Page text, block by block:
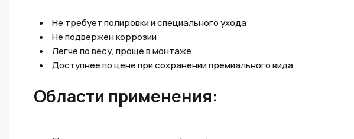
Не требует полировки и специального ухода
Не подвержен коррозии
Легче по весу, проще в монтаже
Доступнее по цене при сохранении премиального вида
Области применения: